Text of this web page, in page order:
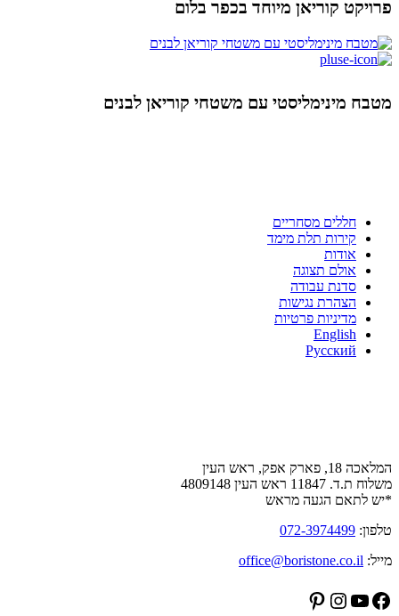
פרויקט קוריאן מיוחד בכפר בלום
מטבח מינימליסטי עם משטחי קוריאן לבנים
חללים מסחריים
קירות תלת מימד
אודות
אולם תצוגה
סדנת עבודה
הצהרת נגישות
מדיניות פרטיות
English
Русский
המלאכה 18, פארק אפק, ראש העין
משלוח ת.ד. 11847 ראש העין 4809148
*יש לתאם הגעה מראש
טלפון: 072-3974499
מייל: office@boristone.co.il
Facebook
YouTube
Instagram
Pinterest